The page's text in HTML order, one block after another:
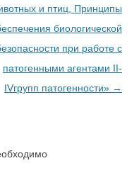
и птиц, Принципы
биологической
при работе с
патогенными агентами II-
IVгрупп патогенности» →